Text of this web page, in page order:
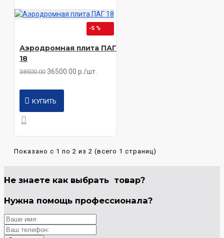
-5 %
Аэродромная плита ПАГ
18
38500.00 36500.00 р./шт.
КУПИТЬ
Показано с 1 по 2 из 2 (всего 1 страниц)
Не знаете как выбрать товар?
Нужна помощь профессионала?